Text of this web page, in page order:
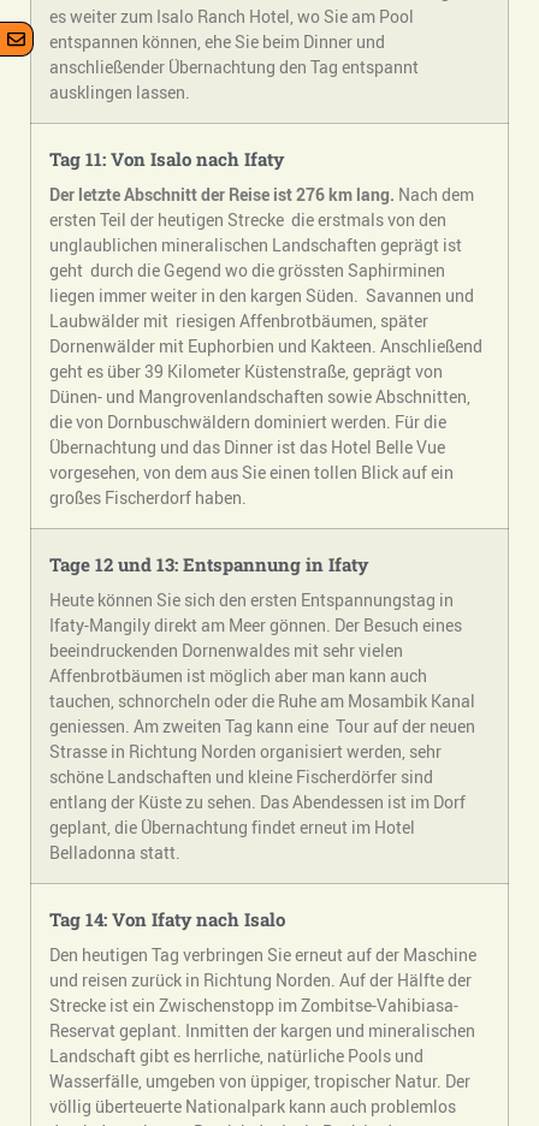
es weiter zum Isalo Ranch Hotel, wo Sie am Pool
entspannen können, ehe Sie beim Dinner und
anschließender Übernachtung den Tag entspannt
ausklingen lassen.
Tag 11: Von Isalo nach Ifaty
Der letzte Abschnitt der Reise ist 276km lang. Nach dem
ersten Teil der heutigen Strecke die erstmals von den
unglaublichen mineralischen Landschaften geprägt ist
geht durch die Gegend wo die grössten Saphirminen
liegen immer weiter in den kargen Süden. Savannen und
Laubwälder mit riesigen Affenbrotbäumen, später
Dornenwälder mit Euphorbien und Kakteen. Anschließend
geht es über 39 Kilometer Küstenstraße, geprägt von
Dünen- und Mangrovenlandschaften sowie Abschnitten,
die von Dornbuschwäldern dominiert werden. Für die
Übernachtung und das Dinner ist das Hotel Belle Vue
vorgesehen, von dem aus Sie einen tollen Blick auf ein
großes Fischerdorf haben.
Tage 12 und 13: Entspannung in Ifaty
Heute können Sie sich den ersten Entspannungstag in
Ifaty-Mangily direkt am Meer gönnen. Der Besuch eines
beeindruckenden Dornenwaldes mit sehr vielen
Affenbrotbäumen ist möglich aber man kann auch
tauchen, schnorcheln oder die Ruhe am Mosambik Kanal
geniessen. Am zweiten Tag kann eine Tour auf der neuen
Strasse in Richtung Norden organisiert werden, sehr
schöne Landschaften und kleine Fischerdörfer sind
entlang der Küste zu sehen. Das Abendessen ist im Dorf
geplant, die Übernachtung findet erneut im Hotel
Belladonna statt.
Tag 14: Von Ifaty nach Isalo
Den heutigen Tag verbringen Sie erneut auf der Maschine
und reisen zurück in Richtung Norden. Auf der Hälfte der
Strecke ist ein Zwischenstopp im Zombitse-Vahibiasa-
Reservat geplant. Inmitten der kargen und mineralischen
Landschaft gibt es herrliche, natürliche Pools und
Wasserfälle, umgeben von üppiger, tropischer Natur. Der
völlig überteuerte Nationalpark kann auch problemlos